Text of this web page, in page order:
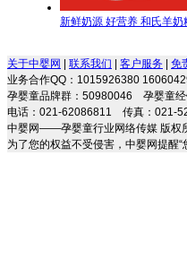
新鲜奶源 好营养 和氏羊奶
关于中婴网
联系我们 客户服务 免
业务合作QQ：1015926380
孕婴童品牌群：50980046 孕婴童
电话：021-62086811 传真：021-
中婴网——孕婴童行业网络传媒 版
为了您的权益不受侵害，中婴网提醒